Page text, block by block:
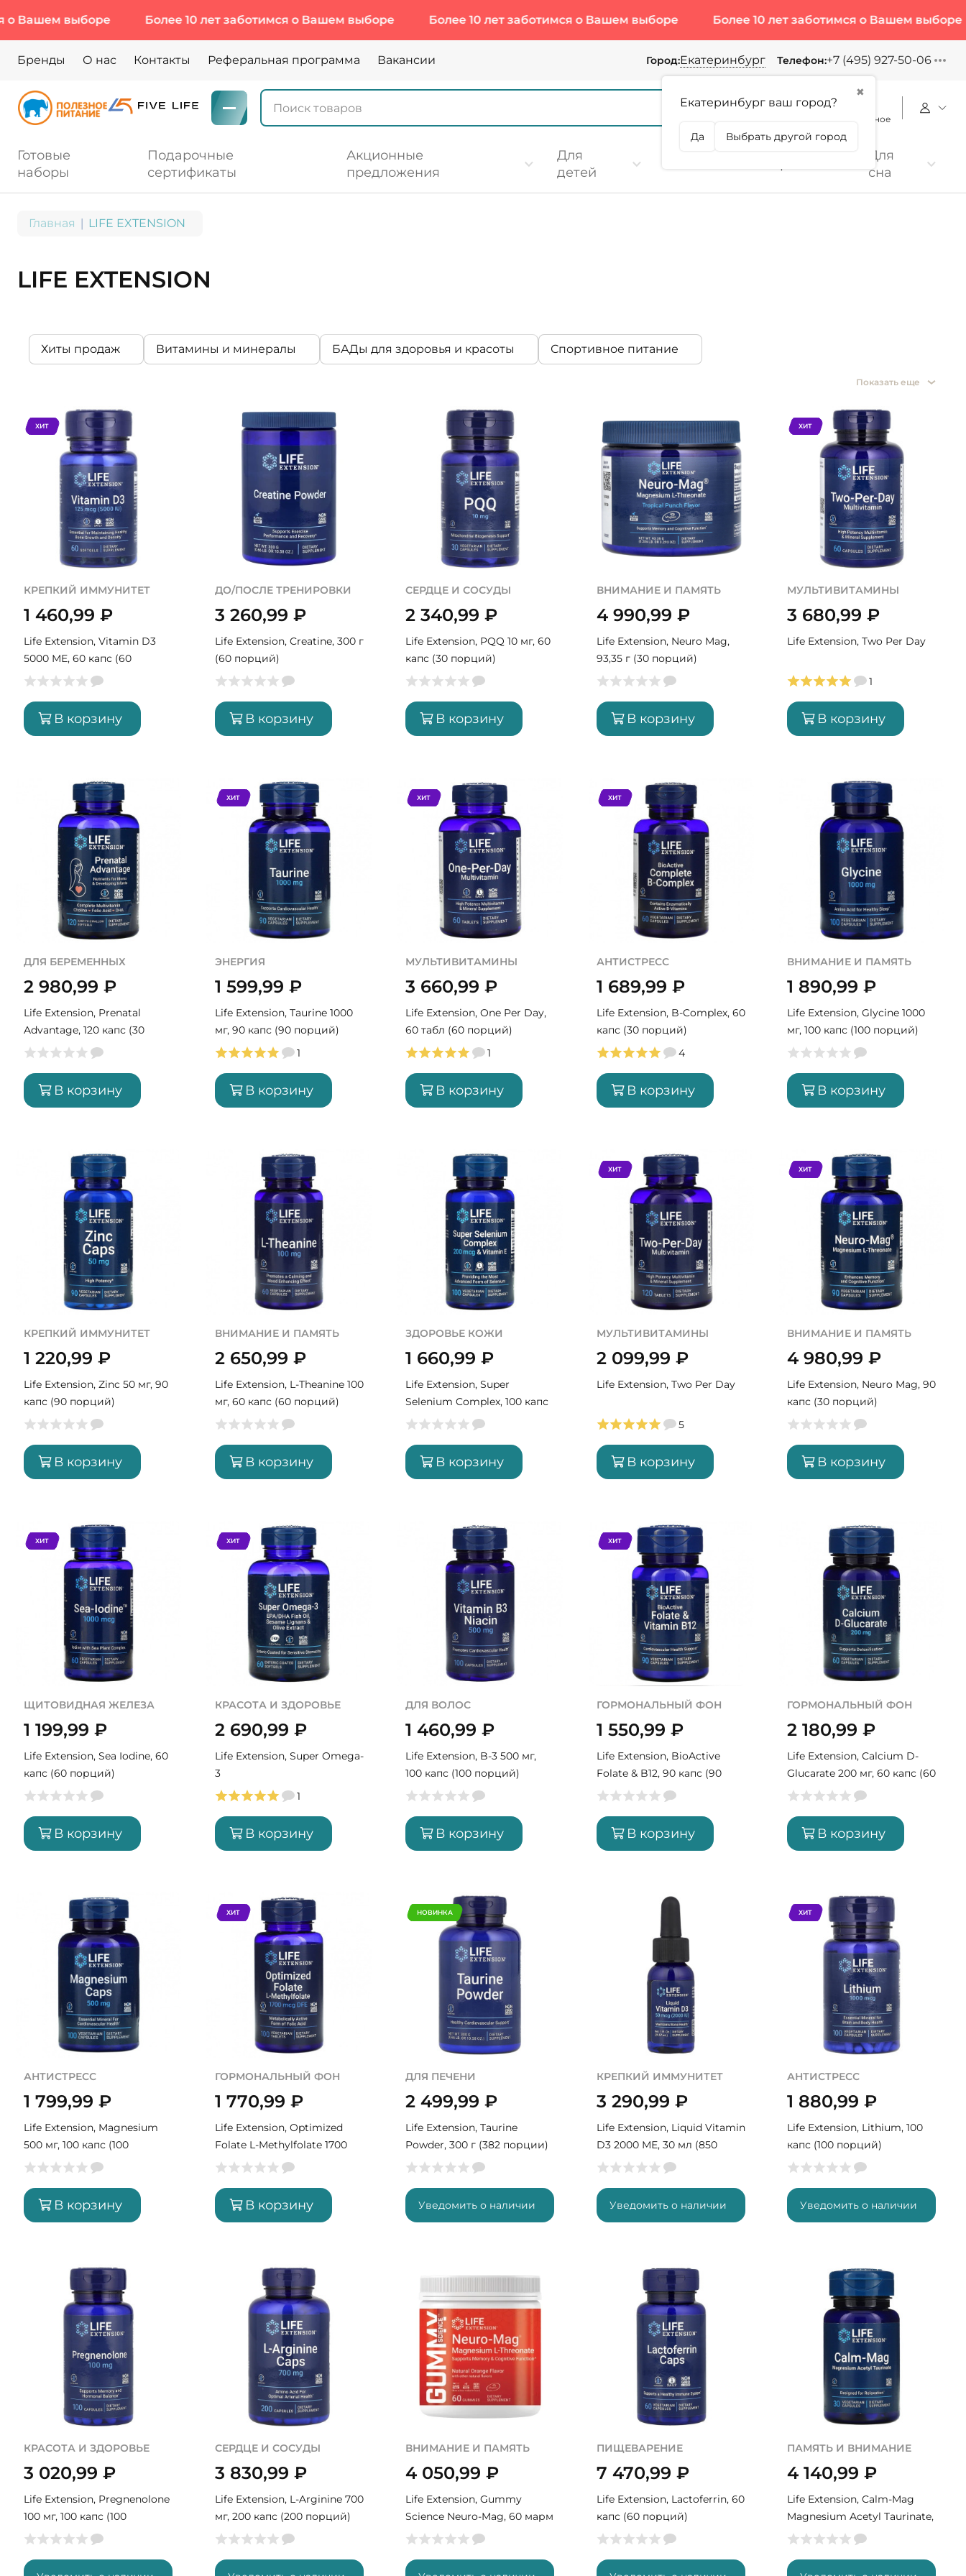
Более 10 лет заботимся о Вашем выборе Более 10 лет заботимся о Вашем выборе Более 10 лет заботимся о Вашем выборе Более
Бренды О нас Контакты Реферальная программа Вакансии Город:Екатеринбург
✖
Екатеринбург ваш город?
Да Выбрать другой город
Телефон:+7 (495) 927-50-06
Избранное
Готовые
наборы
Подарочные
сертификаты
Акционные
предложения
Для
детей
Для
сна
Главная LIFE EXTENSION
LIFE EXTENSION
Хиты продаж Витамины и минералы БАДы для здоровья и красоты Спортивное питание
Показать еще
ХИТ
КРЕПКИЙ ИММУНИТЕТ
1 460,99 ₽
Life Extension, Vitamin D3
5000 МЕ, 60 капс (60
порций)
В корзину
ДО/ПОСЛЕ ТРЕНИРОВКИ
3 260,99 ₽
Life Extension, Creatine, 300 г
(60 порций)
В корзину
СЕРДЦЕ И СОСУДЫ
2 340,99₽
Life Extension, PQQ 10 мг, 60
капс (30 порций)
В корзину
ВНИМАНИЕ И ПАМЯТЬ
4 990,99 ₽
Life Extension, Neuro Mag,
93,35 г (30 порций)
В корзину
ХИТ
МУЛЬТИВИТАМИНЫ
3 680,99₽
Life Extension, Two Per Day
1
В корзину
ДЛЯ БЕРЕМЕННЫХ
2 980,99 ₽
Life Extension, Prenatal
Advantage, 120 капс (30
порций)
В корзину
ХИТ
ЭНЕРГИЯ
1 599,99 ₽
Life Extension, Taurine 1000
мг, 90 капс (90 порций)
1
В корзину
ХИТ
МУЛЬТИВИТАМИНЫ
3 660,99₽
Life Extension, One Per Day,
60 табл (60 порций)
1
В корзину
ХИТ
АНТИСТРЕСС
1 689,99 ₽
Life Extension, B-Complex, 60
капс (30 порций)
4
В корзину
ВНИМАНИЕ И ПАМЯТЬ
1 890,99₽
Life Extension, Glycine 1000
мг, 100 капс (100 порций)
В корзину
КРЕПКИЙ ИММУНИТЕТ
1 220,99 ₽
Life Extension, Zinc 50 мг, 90
капс (90 порций)
В корзину
ВНИМАНИЕ И ПАМЯТЬ
2 650,99 ₽
Life Extension, L-Theanine 100
мг, 60 капс (60 порций)
В корзину
ЗДОРОВЬЕ КОЖИ
1 660,99₽
Life Extension, Super
Selenium Complex, 100 капс
(100 порций)
В корзину
ХИТ
МУЛЬТИВИТАМИНЫ
2 099,99 ₽
Life Extension, Two Per Day
5
В корзину
ХИТ
ВНИМАНИЕ И ПАМЯТЬ
4 980,99₽
Life Extension, Neuro Mag, 90
капс (30 порций)
В корзину
ХИТ
ЩИТОВИДНАЯ ЖЕЛЕЗА
1 199,99 ₽
Life Extension, Sea Iodine, 60
капс (60 порций)
В корзину
ХИТ
КРАСОТА И ЗДОРОВЬЕ
2 690,99 ₽
Life Extension, Super Omega-
3
1
В корзину
ДЛЯ ВОЛОС
1 460,99₽
Life Extension, B-3 500 мг,
100 капс (100 порций)
В корзину
ХИТ
ГОРМОНАЛЬНЫЙ ФОН
1 550,99 ₽
Life Extension, BioActive
Folate & B12, 90 капс (90
порций)
В корзину
ГОРМОНАЛЬНЫЙ ФОН
2 180,99₽
Life Extension, Calcium D-
Glucarate 200 мг, 60 капс (60
порций)
В корзину
АНТИСТРЕСС
1 799,99 ₽
Life Extension, Magnesium
500 мг, 100 капс (100
порций)
В корзину
ХИТ
ГОРМОНАЛЬНЫЙ ФОН
1 770,99 ₽
Life Extension, Optimized
Folate L-Methylfolate 1700
мг, 100 табл (100 порций)
В корзину
НОВИНКА
ДЛЯ ПЕЧЕНИ
2 499,99₽
Life Extension, Taurine
Powder, 300 г (382 порции)
Уведомить о наличии
КРЕПКИЙ ИММУНИТЕТ
3 290,99 ₽
Life Extension, Liquid Vitamin
D3 2000 МЕ, 30 мл (850
порций)
Уведомить о наличии
ХИТ
АНТИСТРЕСС
1 880,99₽
Life Extension, Lithium, 100
капс (100 порций)
Уведомить о наличии
КРАСОТА И ЗДОРОВЬЕ
3 020,99 ₽
Life Extension, Pregnenolone
100 мг, 100 капс (100
порций)
СЕРДЦЕ И СОСУДЫ
3 830,99 ₽
Life Extension, L-Arginine 700
мг, 200 капс (200 порций)
ВНИМАНИЕ И ПАМЯТЬ
4 050,99₽
Life Extension, Gummy
Science Neuro-Mag, 60 марм
(15 порций)
ПИЩЕВАРЕНИЕ
7 470,99 ₽
Life Extension, Lactoferrin, 60
капс (60 порций)
ПАМЯТЬ И ВНИМАНИЕ
4 140,99₽
Life Extension, Calm-Mag
Magnesium Acetyl Taurinate,
30 капс (30 порций)